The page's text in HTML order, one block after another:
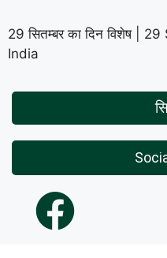
29 सितम्बर का दिन विशेष |
India